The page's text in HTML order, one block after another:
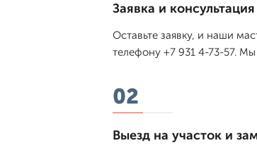
Заявка и консультация
Оставьте заявку, и наши
телефону +7 931 4-73-57.
02
Выезд на участок и